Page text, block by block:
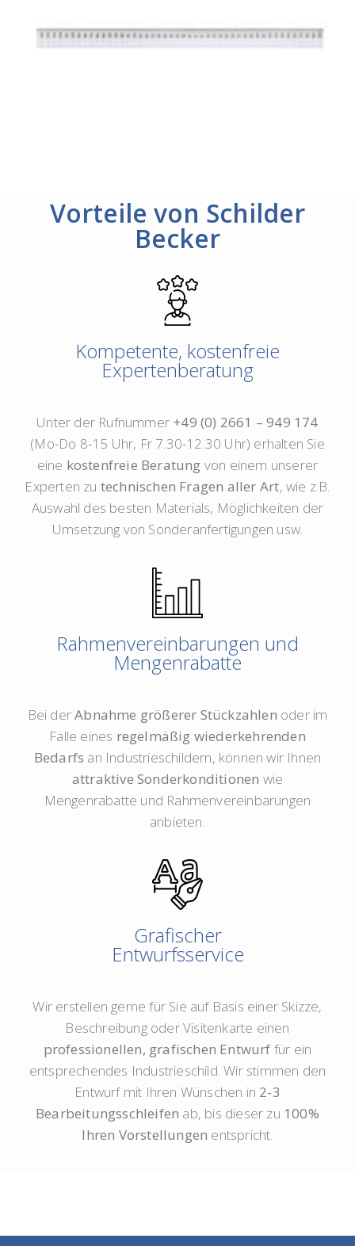
Vorteile von Schilder
Becker
Kompetente, kostenfreie
Expertenberatung
Unter der Rufnummer +49 (0) 2661 – 949 174
(Mo-Do 8-15 Uhr, Fr 7.30-12.30 Uhr) erhalten Sie
eine kostenfreie Beratung von einem unserer
Experten zu technischen Fragen aller Art, wie z.B.
Auswahl des besten Materials, Möglichkeiten der
Umsetzung von Sonderanfertigungen usw.
Rahmenvereinbarungen und
Mengenrabatte
Bei derAbnahme größerer Stückzahlen oder im
Falle eines regelmäßig wiederkehrenden
Bedarfs an Industrieschildern, können wir Ihnen
attraktive Sonderkonditionen wie
Mengenrabatte und Rahmenvereinbarungen
anbieten.
Grafischer
Entwurfsservice
Wir erstellen gerne für Sie auf Basis einer Skizze,
Beschreibung oder Visitenkarte einen
professionellen, grafischen Entwurf für ein
entsprechendes Industrieschild. Wir stimmen den
Entwurf mit Ihren Wünschen in 2-3
Bearbeitungsschleifen ab, bis dieser zu 100%
Ihren Vorstellungen entspricht.